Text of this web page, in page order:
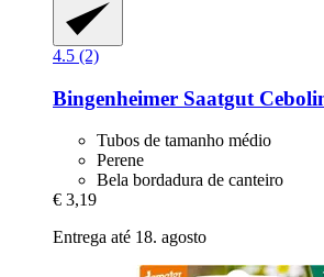
4.5 (2)
Bingenheimer Saatgut
Tubos de tamanho médio
Perene
Bela bordadura de canteiro
€ 3,19
Entrega até 18. agosto